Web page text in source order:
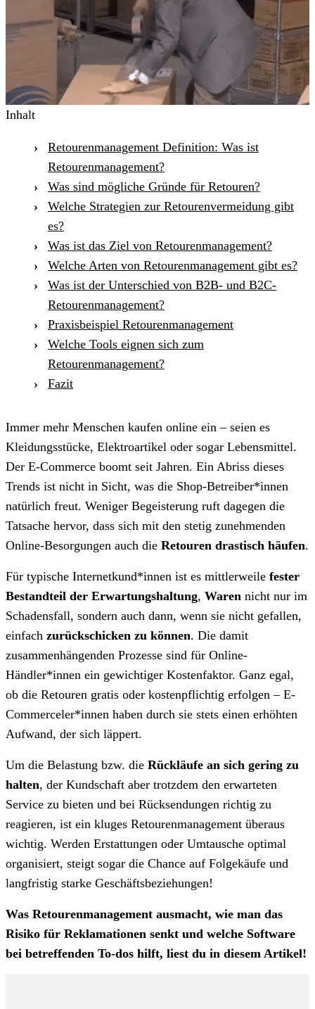
Inhalt
Retourenmanagement Definition: Was ist
Retourenmanagement?
Was sind mögliche Gründe für Retouren?
Welche Strategien zur Retourenvermeidung gibt
es?
Was ist das Ziel von Retourenmanagement?
Welche Arten von Retourenmanagement gibt es?
Was ist der Unterschied von B2B- und B2C-
Retourenmanagement?
Praxisbeispiel Retourenmanagement
Welche Tools eignen sich zum
Retourenmanagement?
Fazit
Immer mehr Menschen kaufen online ein – seien es
Kleidungsstücke, Elektroartikel oder sogar Lebensmittel.
Der E-Commerce boomt seit Jahren. Ein Abriss dieses
Trends ist nicht in Sicht, was die Shop-Betreiber*innen
natürlich freut. Weniger Begeisterung ruft dagegen die
Tatsache hervor, dass sich mit den stetig zunehmenden
Online-Besorgungen auch die Retouren drastisch häufen.
Für typische Internetkund*innen ist es mittlerweile fester
Bestandteil der Erwartungshaltung, Waren nicht nur im
Schadensfall, sondern auch dann, wenn sie nicht gefallen,
einfach zurückschicken zu können. Die damit
zusammenhängenden Prozesse sind für Online-
Händler*innen ein gewichtiger Kostenfaktor. Ganz egal,
ob die Retouren gratis oder kostenpflichtig erfolgen – E-
Commerceler*innen haben durch sie stets einen erhöhten
Aufwand, der sich läppert.
Um die Belastung bzw. die Rückläufe an sich gering zu
halten, der Kundschaft aber trotzdem den erwarteten
Service zu bieten und bei Rücksendungen richtig zu
reagieren, ist ein kluges Retourenmanagement überaus
wichtig. Werden Erstattungen oder Umtausche optimal
organisiert, steigt sogar die Chance auf Folgekäufe und
langfristig starke Geschäftsbeziehungen!
Was Retourenmanagement ausmacht, wie man das
Risiko für Reklamationen senkt und welche Software
bei betreffenden To-dos hilft, liest du in diesem Artikel!